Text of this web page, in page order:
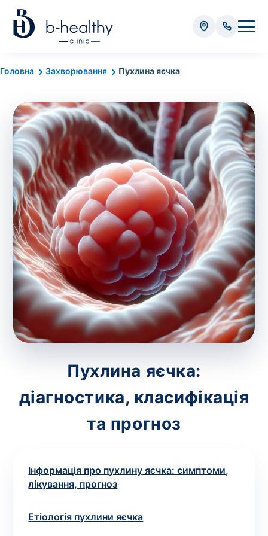
Головна Захворювання Пухлина яєчка
Пухлина яєчка:
діагностика, класифікація
та прогноз
Інформація про пухлину яєчка: симптоми,
лікування, прогноз
Етіологія пухлини яєчка
Аналізи
Вартість забору крові - 50 грн
Вартість забору біоматеріалу (крім крові) - від
35 грн
Всього: 0 грн
Попередній запис на дослідження не
потрібний. Виняток становлять мазки та
зіскрібки. Взяття біоматеріалу для них
виконує лікар – необхідийзапис до фахівця.
Аналіз вдома
Номер телефону*